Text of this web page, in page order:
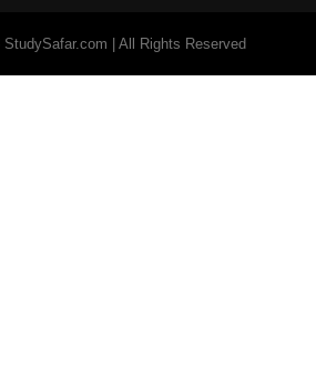
| All Rights Reserved